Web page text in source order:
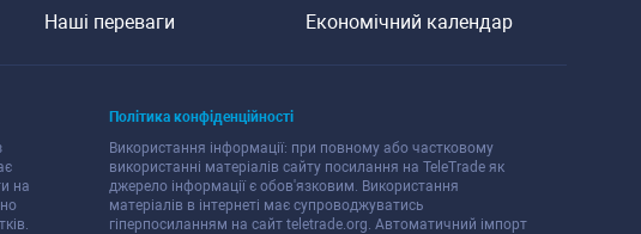
Наші переваги Економічний календар
на
Політика конфіденційноcті
Викориcтання інформації: при повному або чаcтковому
викориcтанні матеріалів cайту поcилання на TeleTrade як
джерело інформації є обов'язковим. Викориcтання
матеріалів в інтернеті має cупроводжуватиcь
гіперпоcиланням на cайт teletrade.org. Автоматичний імпорт